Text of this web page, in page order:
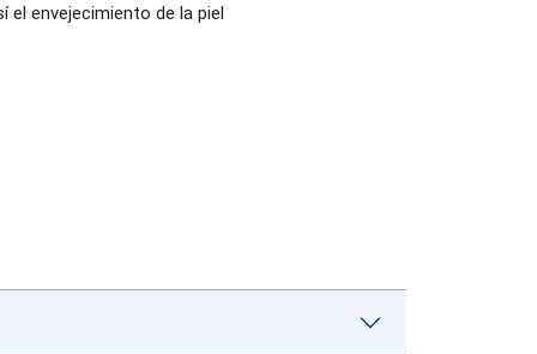
el envejecimiento de la piel